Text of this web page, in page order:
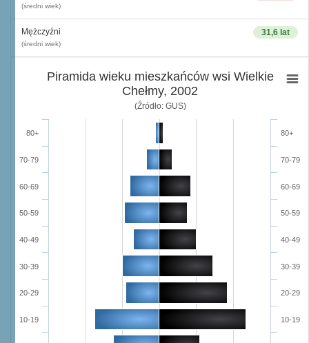
(średni wiek)
31,6 lat
Mężczyźni
(średni wiek)
Piramida wieku mieszkańców wsi Wielkie
Chełmy, 2002
(Źródło: GUS)
10-19
20-29
30-39
40-49
50-59
60-69
70-79
80+
10-19
20-29
30-39
40-49
50-59
60-69
70-79
80+